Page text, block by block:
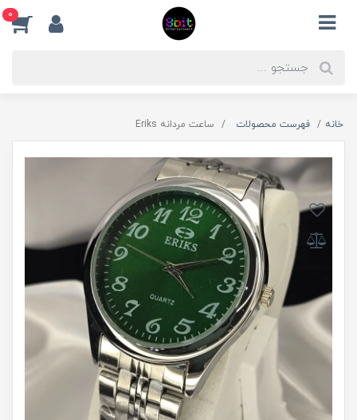
0
خانه فهرست محصولات ساعت مردانه Eriks